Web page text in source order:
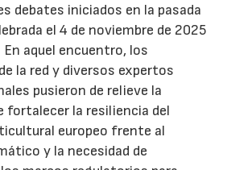
debates iniciados en la pasada
el 4 de noviembre de 2025
En aquel encuentro, los
la red y diversos expertos
pusieron de relieve la
fortalecer la resiliencia del
europeo frente al
y la necesidad de